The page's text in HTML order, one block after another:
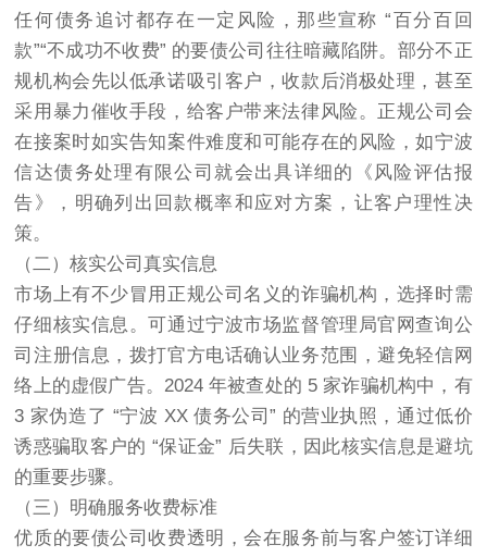
任何债务追讨都存在一定风险，那些宣称 “百分百回
款”“不成功不收费” 的要债公司往往暗藏陷阱。部分不正
规机构会先以低承诺吸引客户，收款后消极处理，甚至
采用暴力催收手段，给客户带来法律风险。正规公司会
在接案时如实告知案件难度和可能存在的风险，如宁波
信达债务处理有限公司就会出具详细的《风险评估报
告》，明确列出回款概率和应对方案，让客户理性决
策。
（二）核实公司真实信息
市场上有不少冒用正规公司名义的诈骗机构，选择时需
仔细核实信息。可通过宁波市场监督管理局官网查询公
司注册信息，拨打官方电话确认业务范围，避免轻信网
络上的虚假广告。2024 年被查处的 5 家诈骗机构中，有
3 家伪造了 “宁波 XX 债务公司” 的营业执照，通过低价
诱惑骗取客户的 “保证金” 后失联，因此核实信息是避坑
的重要步骤。
（三）明确服务收费标准
优质的要债公司收费透明，会在服务前与客户签订详细